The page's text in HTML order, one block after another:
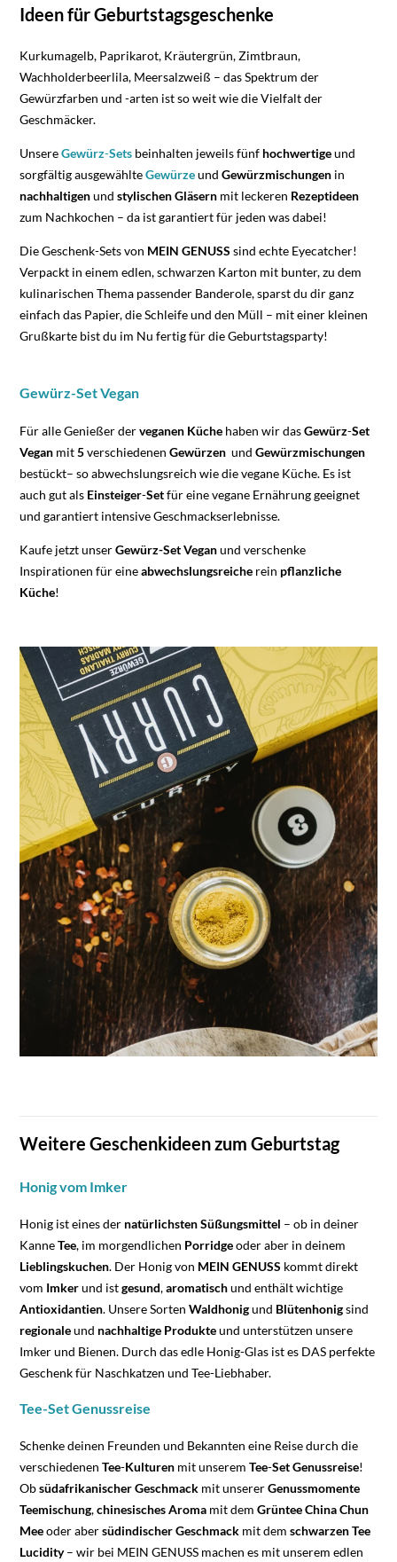
Ideen für Geburtstagsgeschenke
Kurkumagelb, Paprikarot, Kräutergrün, Zimtbraun,
Wachholderbeerlila, Meersalzweiß – das Spektrum der
Gewürzfarben und -arten ist so weit wie die Vielfalt der
Geschmäcker.
UnsereGewürz-Sets beinhalten jeweils fünf hochwertigeund
sorgfältig ausgewählteGewürzeundGewürzmischungen in
nachhaltigenundstylischen Gläsern mit leckeren Rezeptideen
zum Nachkochen – da ist garantiert für jeden was dabei!
Die Geschenk-Sets von MEIN GENUSS sind echte Eyecatcher!
Verpackt in einem edlen, schwarzen Karton mit bunter, zu dem
kulinarischen Thema passender Banderole, sparst du dir ganz
einfach das Papier, die Schleife und den Müll – mit einer kleinen
Grußkarte bist du im Nu fertig für die Geburtstagsparty!
Gewürz-Set Vegan
Für alle Genießer derveganen Küche haben wir dasGewürz-Set
Vegan mit5verschiedenenGewürzen undGewürzmischungen
bestückt– so abwechslungsreich wie die vegane Küche. Es ist
auch gut als Einsteiger-Setfür eine vegane Ernährung geeignet
und garantiert intensive Geschmackserlebnisse.
Kaufe jetzt unserGewürz-Set Veganund verschenke
Inspirationen für eineabwechslungsreiche rein pflanzliche
Küche!
Weitere Geschenkideen zum Geburtstag
Honig vom Imker
Honig ist eines der natürlichsten Süßungsmittel – ob in deiner
KanneTee, im morgendlichen Porridgeoder aber in deinem
Lieblingskuchen. Der Honig von MEIN GENUSS kommt direkt
vom Imkerund istgesund,aromatischund enthält wichtige
Antioxidantien. Unsere SortenWaldhonigund Blütenhonigsind
regionaleund nachhaltige Produkteund unterstützen unsere
Imker und Bienen. Durch das edle Honig-Glas ist es DAS perfekte
Geschenk für Naschkatzen und Tee-Liebhaber.
Tee-Set Genussreise
Schenke deinen Freunden und Bekannten eine Reise durch die
verschiedenenTee-Kulturen mit unseremTee-Set Genussreise!
Obsüdafrikanischer Geschmack mit unsererGenussmomente
Teemischung,chinesisches Aroma mit demGrüntee China Chun
Meeoder abersüdindischer Geschmack mit demschwarzen Tee
Lucidity– wir bei MEIN GENUSS machen es mit unserem edlen